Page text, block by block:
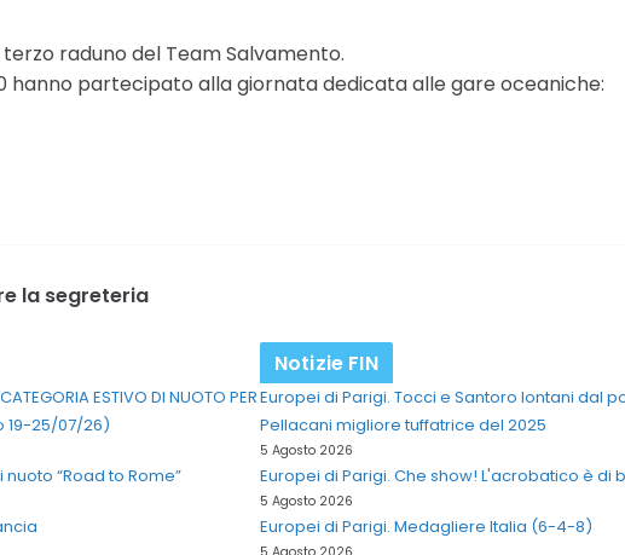
raduno del Team Salvamento.
hanno partecipato alla giornata dedicata alle gare oceaniche:
la segreteria
ESTIVO DI NUOTO PER
19-25/07/26)
“Road to Rome”
Notizie FIN
Europei di Parigi. Tocci e Santoro lontani dal
Pellacani migliore tuffatrice del 2025
5 Agosto 2026
Europei di Parigi. Che show! L'acrobatico è di
5 Agosto 2026
Europei di Parigi. Medagliere Italia (6-4-8)